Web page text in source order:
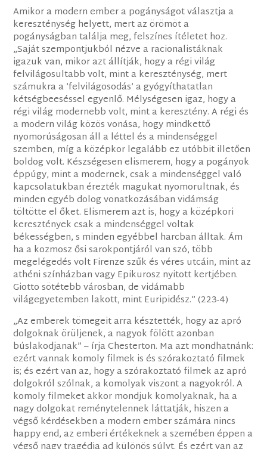
Amikor a modern ember a pogányságot választja a
kereszténység helyett, mert az örömöt a
pogányságban találja meg, felszínes ítéletet hoz.
„Saját szempontjukból nézve a racionalistáknak
igazuk van, mikor azt állítják, hogy a régi világ
felvilágosultabb volt, mint a kereszténység, mert
számukra a ’felvilágosodás’ a gyógyíthatatlan
kétségbeeséssel egyenlő. Mélységesen igaz, hogy a
régi világ modernebb volt, mint a keresztény. A régi és
a modern világ közös vonása, hogy mindkettő
nyomorúságosan áll a léttel és a mindenséggel
szemben, míg a középkor legalább ez utóbbit illetően
boldog volt. Készségesen elismerem, hogy a pogányok
éppúgy, mint a modernek, csak a mindenséggel való
kapcsolatukban érezték magukat nyomorultnak, és
minden egyéb dolog vonatkozásában vidámság
töltötte el őket. Elismerem azt is, hogy a középkori
keresztények csak a mindenséggel voltak
békességben, s minden egyébbel harcban álltak. Ám
ha a kozmosz ősi sarokpontjáról van szó, több
megelégedés volt Firenze szűk és véres utcáin, mint az
athéni színházban vagy Epikurosz nyitott kertjében.
Giotto sötétebb városban, de vidámabb
világegyetemben lakott, mint Euripidész.” (223-4)
„Az emberek tömegeit arra késztették, hogy az apró
dolgoknak örüljenek, a nagyok fölött azonban
búslakodjanak” – írja Chesterton. Ma azt mondhatnánk:
ezért vannak komoly filmek is és szórakoztató filmek
is; és ezért van az, hogy a szórakoztató filmek az apró
dolgokról szólnak, a komolyak viszont a nagyokról. A
komoly filmeket akkor mondjuk komolyaknak, ha a
nagy dolgokat reménytelennek láttatják, hiszen a
végső kérdésekben a modern ember számára nincs
happy end, az emberi értékeknek a szemében éppen a